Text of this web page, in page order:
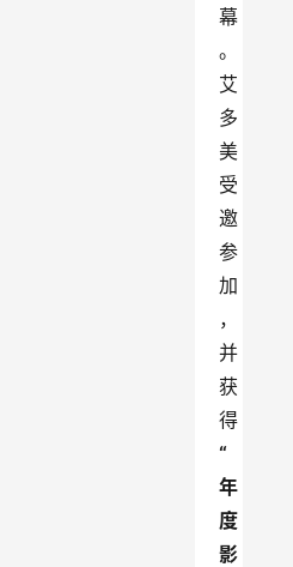
幕
。
艾
多
美
受
邀
参
加
，
并
获
得
“
年
度
影